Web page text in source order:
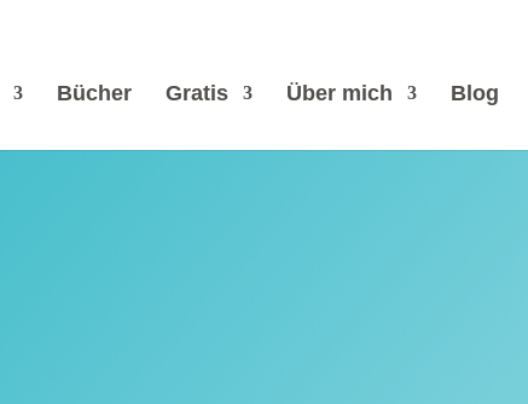
Bücher Gratis Über mich Blog